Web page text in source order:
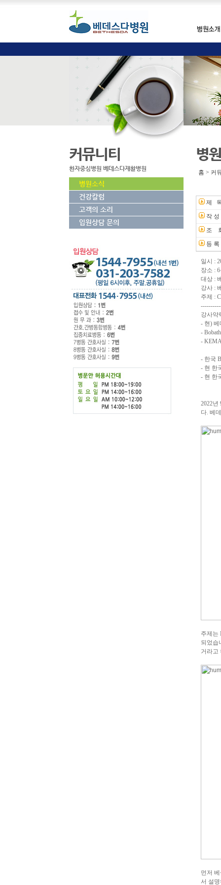
커뮤니티
환자중심병원 베데스다재활병원
병원소식
건강칼럼
고객의 소리
입원상담 문의
병
홈 > 커
제
작 성
조
등 록
일시 :
장소 :
대상 :
강사 :
주제 :
강사약
- 현)
-
- KEMA
- 한국
- 현 한
- 현 한
2022년
다. 베
주제는
되었습
거라고
먼저
서 설